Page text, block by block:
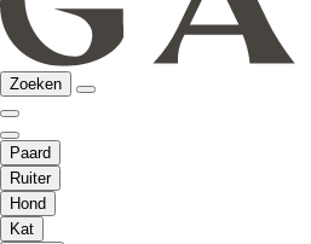
Zoeken
Paard
Ruiter
Hond
Kat